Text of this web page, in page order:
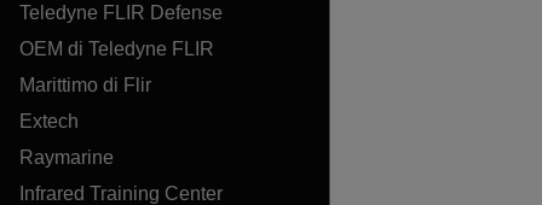
Teledyne FLIR Defense
OEM di Teledyne FLIR
Marittimo di Flir
Extech
Raymarine
Infrared Training Center